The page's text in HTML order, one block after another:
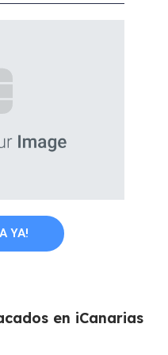
YA!
en iCanarias